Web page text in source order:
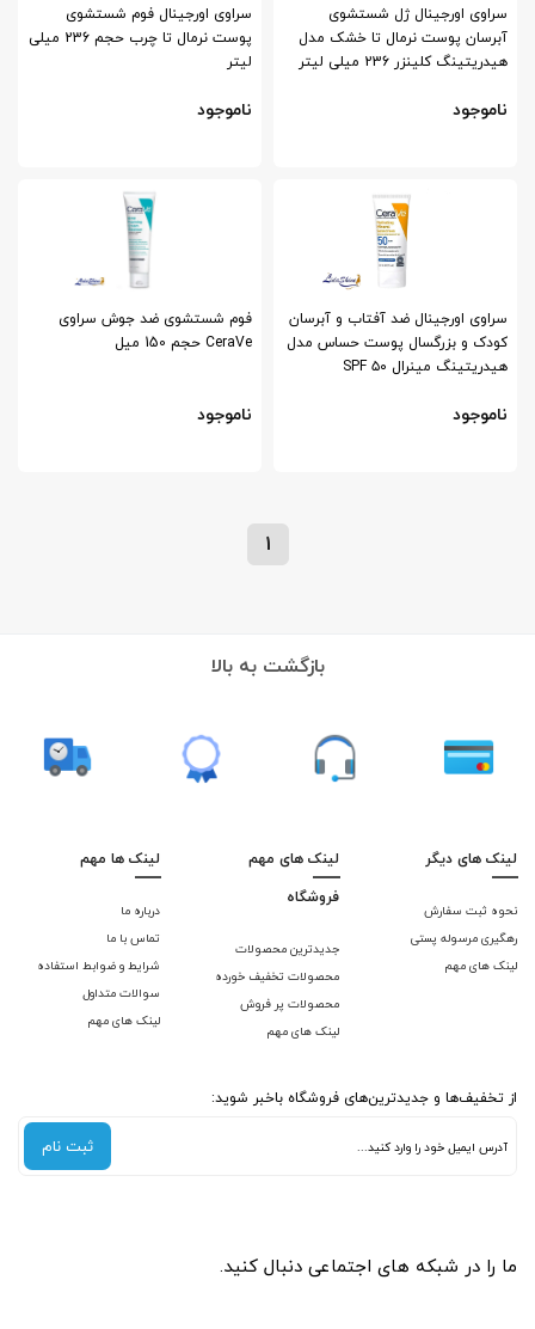
سراوی اورجینال ژل شستشوی
آبرسان پوست نرمال تا خشک مدل
هیدریتینگ کلینزر 236 میلی لیتر
ناموجود
سراوی اورجینال فوم شستشوی
پوست نرمال تا چرب حجم 236 میلی
لیتر
ناموجود
سراوی اورجینال ضد آفتاب و آبرسان
کودک و بزرگسال پوست حساس مدل
هیدریتینگ مینرال ۵۰ SPF
ناموجود
فوم شستشوی ضد جوش سراوی
CeraVe حجم 150 میل
ناموجود
1
بازگشت به بالا
لینک های دیگر
نحوه ثبت سفارش
رهگیری مرسوله پستی
لینک های مهم
لینک های مهم
فروشگاه
جدیدترین محصولات
محصولات تخفیف خورده
محصولات پر فروش
لینک های مهم
لینک ها مهم
درباره ما
تماس با ما
شرایط و ضوابط استفاده
سوالات متداول
لینک های مهم
از تخفیف‌ها و جدیدترین‌های فروشگاه باخبر شوید:
ثبت نام
ما را در شبکه های اجتماعی دنبال کنید.